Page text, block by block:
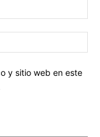
y sitio web en este